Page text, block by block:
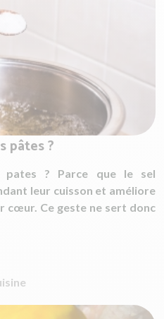
pâtes ?
pates ? Parce que le sel
leur cuisson et améliore
cœur. Ce geste ne sert donc